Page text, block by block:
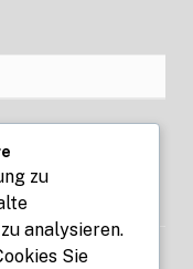
for
Services
Digitale Kfz-
zu
analysieren.
Sie